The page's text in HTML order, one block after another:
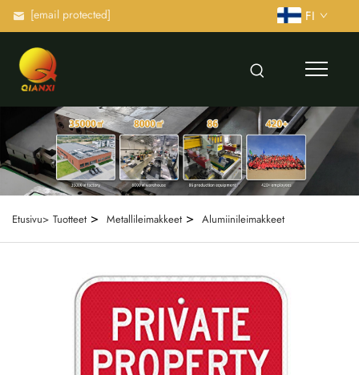
[email protected] FI
Etusivu> Tuotteet > Metallileimakkeet > Alumiinileimakkeet